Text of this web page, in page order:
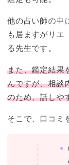
他の占い師の中
も居ますがリエ
る先生です。
また、鑑定結果
んですが、相談
のため、話しや
そこで、口コミ